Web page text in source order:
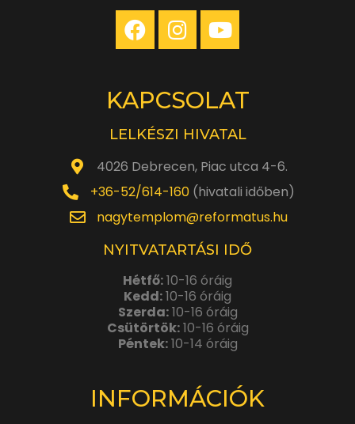
KAPCSOLAT
LELKÉSZI HIVATAL
4026 Debrecen, Piac utca 4-6.
+36-52/614-160(hivatali időben)
nagytemplom@reformatus.hu
NYITVATARTÁSI IDŐ
Hétfő:10-16 óráig
Kedd:10-16 óráig
Szerda:10-16 óráig
Csütörtök:10-16 óráig
Péntek:10-14 óráig
INFORMÁCIÓK